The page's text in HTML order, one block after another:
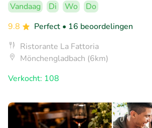
Vandaag Di Wo
Do
9.8
Perfect • 16 beoordelingen
Ristorante La Fattoria
Mönchengladbach (6km)
Verkocht: 108